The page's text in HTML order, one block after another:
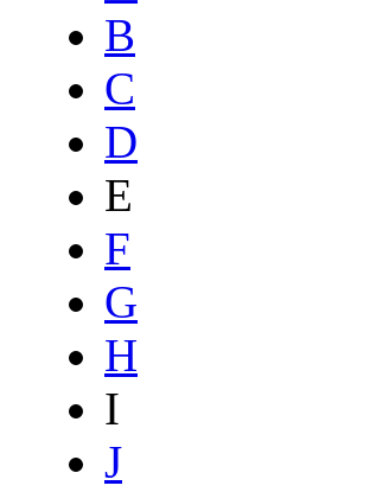
B
C
D
E
F
G
H
I
J